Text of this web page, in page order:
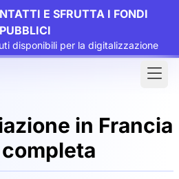
E SFRUTTA I FONDI
PUBBLICI
disponibili per la digitalizzazione
in Francia